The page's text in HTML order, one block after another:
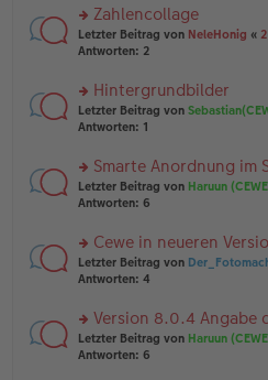
tr
a
g
e
n
er
tr
a
g
n
g
el
e
n
er
tr
a
g
rs
te
n
g
el
e
n
er
tr
a
g
Zahlencollage
Letzter Beitrag von NeleHonig «
Antworten: 2
rs
te
n
g
el
e
n
er
tr
a
g
Hintergrundbilder
Letzter Beitrag von
Antworten: 1
rs
te
n
g
el
e
n
er
Smarte Anordnung im
Letzter Beitrag von Haruun
Antworten: 6
rs
te
n
g
el
Cewe in neueren
Letzter Beitrag von
Antworten: 4
rs
te
Version 8.0.4 Angabe
Letzter Beitrag von Haruun
Antworten: 6